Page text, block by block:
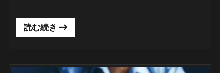
読む続き